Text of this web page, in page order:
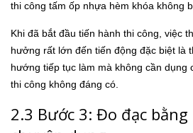
thi công tấm ốp nhựa hèm khóa không
Khi đã bắt đầu tiến hành thi công, việc
hưởng rất lớn đến tiến động đặc biệt là
hướng tiếp tục làm mà không cần dụng
thi công không đáng có.
2.3 Bước 3: Đo đạc